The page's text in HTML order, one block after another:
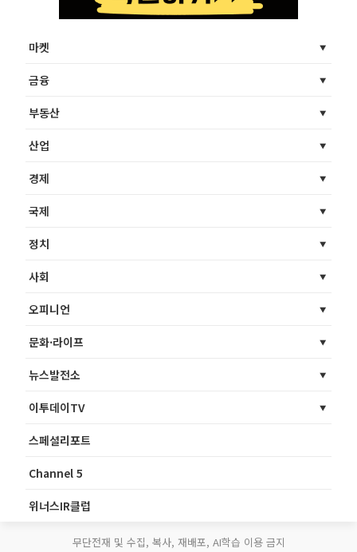
마켓
금융
부동산
산업
경제
국제
정치
사회
오피니언
문화·라이프
뉴스발전소
이투데이TV
스페셜리포트
Channel 5
위너스IR클럽
무단전재 및 수집, 복사, 재배포, AI학습 이용 금지